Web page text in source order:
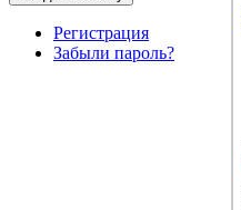
Регистрация
Забыли пароль?